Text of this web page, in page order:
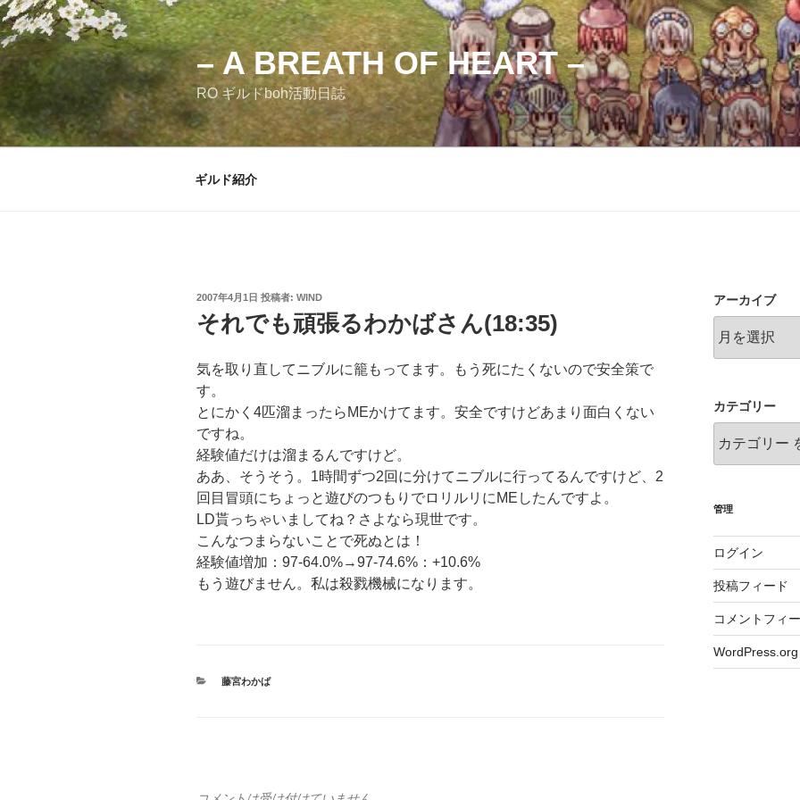
コ
ン
テ
ン
へ
ス
– A BREATH OF HEART –
RO ギルドboh活動日誌
ギルド紹介
投
日:
2007年4月1日 投稿者: WIND
それでも頑張るわかばさん(18:35)
気を取り直してニブルに籠もってます。もう死にたくないので安全策で
す。
とにかく4匹溜まったらMEかけてます。安全ですけどあまり面白くない
ですね。
経験値だけは溜まるんですけど。
ああ、そうそう。1時間ずつ2回に分けてニブルに行ってるんですけど、2
回目冒頭にちょっと遊びのつもりでロリルリにMEしたんですよ。
LD貰っちゃいましてね？さよなら現世です。
こんなつまらないことで死ぬとは！
経験値増加：97-64.0%→97-74.6%：+10.6%
もう遊びません。私は殺戮機械になります。
カ
藤宮わかば
アーカイブ
カテゴリー
管理
ログイン
投稿フィード
コメントフィ
WordPress.org